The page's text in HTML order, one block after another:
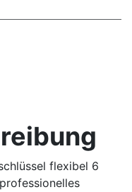
flexibel 6